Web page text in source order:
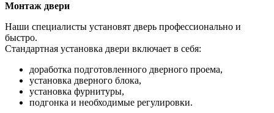
Монтаж двери
Наши специалисты установят дверь профессионально и
быстро.
Стандартная установка двери включает в себя:
доработка подготовленного дверного проема,
установка дверного блока,
установка фурнитуры,
подгонка и необходимые регулировки.